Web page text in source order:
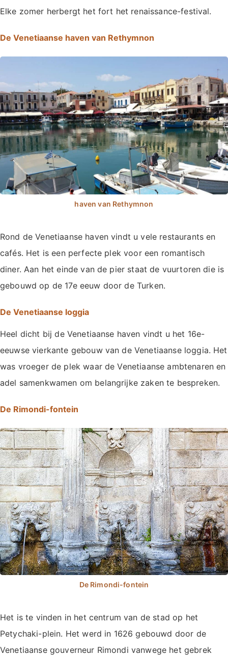
Elke zomer herbergt het fort het renaissance-festival.
De Venetiaanse haven van Rethymnon
Rond de Venetiaanse haven vindt u vele restaurants en
cafés. Het is een perfecte plek voor een romantisch
diner. Aan het einde van de pier staat de vuurtoren die is
gebouwd op de 17e eeuw door de Turken.
De Venetiaanse loggia
Heel dicht bij de Venetiaanse haven vindt u het 16e-
eeuwse vierkante gebouw van de Venetiaanse loggia. Het
was vroeger de plek waar de Venetiaanse ambtenaren en
adel samenkwamen om belangrijke zaken te bespreken.
De Rimondi-fontein
Het is te vinden in het centrum van de stad op het
Petychaki-plein. Het werd in 1626 gebouwd door de
Venetiaanse gouverneur Rimondi vanwege het gebrek